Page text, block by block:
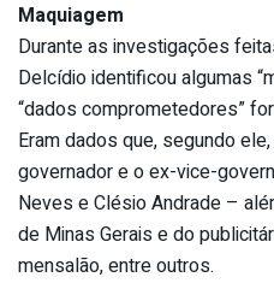
Maquiagem
Durante as investigações
Delcídio identificou algumas
“dados comprometedores”
Eram dados que, segundo
governador e o ex-vice-
Neves e Clésio Andrade –
de Minas Gerais e do
mensalão, entre outros.